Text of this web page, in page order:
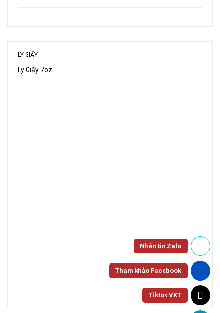
LY GIẤY
Ly Giấy 7oz
Nhắn tin Zalo
Tham khảo Facebook
Tiktok VKT